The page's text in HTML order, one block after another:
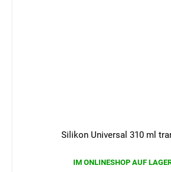
Silikon Universal 310 ml
IM ONLINESHOP AUF